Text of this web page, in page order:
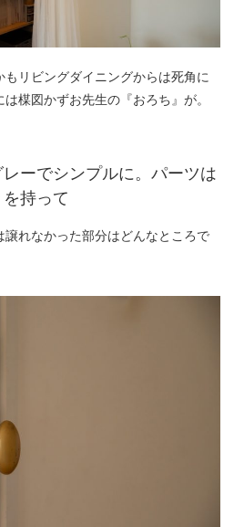
もリビングダイニングからは死角に
楳図かずお先生の『おろち』が。
ーでシンプルに。パーツは
持って
譲れなかった部分はどんなところで